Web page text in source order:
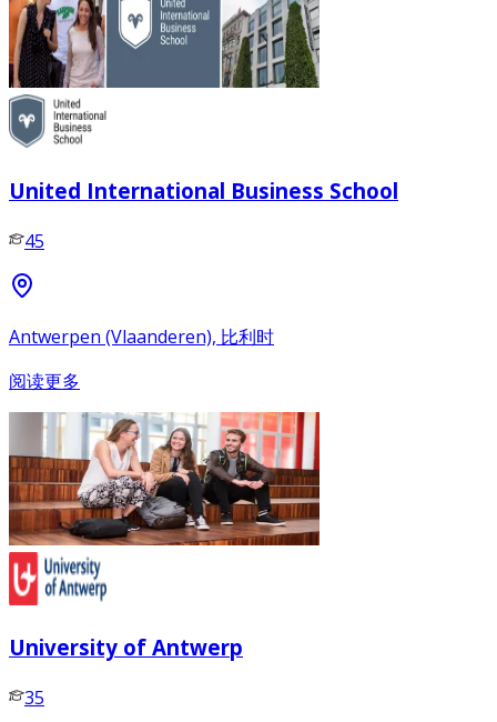
United International Business School
45
Antwerpen (Vlaanderen), 比利时
阅读更多
University of Antwerp
35